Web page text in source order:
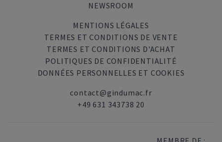
NEWSROOM
MENTIONS LÉGALES
TERMES ET CONDITIONS DE VENTE
TERMES ET CONDITIONS D'ACHAT
POLITIQUES DE CONFIDENTIALITÉ
DONNÉES PERSONNELLES ET COOKIES
contact@gindumac.fr
+49 631 343738 20